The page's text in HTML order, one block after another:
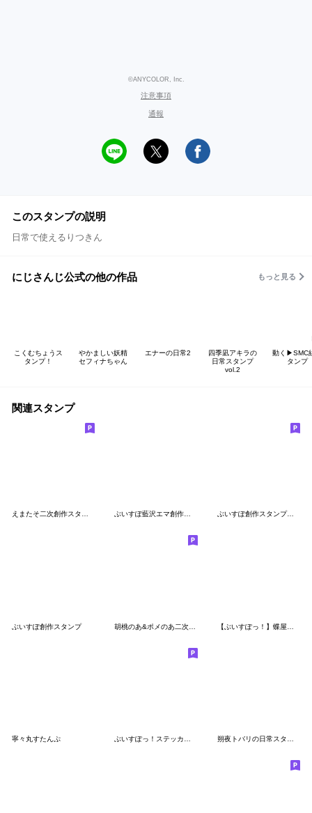
©ANYCOLOR, Inc.
注意事項
通報
このスタンプの説明
日常で使えるりつきん
にじさんじ公式の他の作品 もっと見る
こくむちょうス
タンプ！
やかましい妖精
セフィナちゃん
エナーの日常2
四季凪アキラの
日常スタンプ
vol.2
動く▶︎SMC
タンプ
関連スタンプ
えまたそ二次創作スタンプ ぶいすぽ藍沢エマ創作スタンプ ぶいすぽ創作スタンプ【第二弾】
ぶいすぽ創作スタンプ
寧々丸すたんぷ